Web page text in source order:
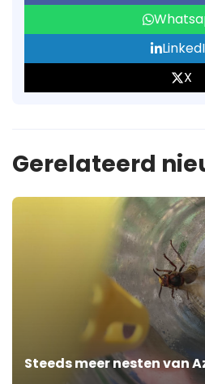
X
Gerelateerd
Steeds meer nesten van